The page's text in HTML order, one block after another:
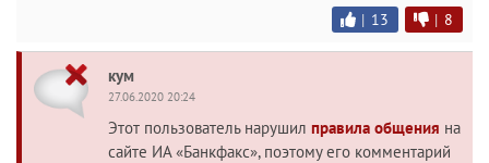
| 13 | 8
кум
27.06.2020 20:24
Этот пользователь нарушил правила общения на
сайте ИА «Банкфакс», поэтому его комментарий